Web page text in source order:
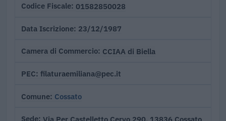
Codice Fiscale 01582850028
Data Iscrizione 23/12/1987
Camera di Commercio CCIAA di Biella
PEC filaturaemiliana@pec.it
Comune Cossato
Sede Via Per Castelletto Cervo 290, 13836 Cossato